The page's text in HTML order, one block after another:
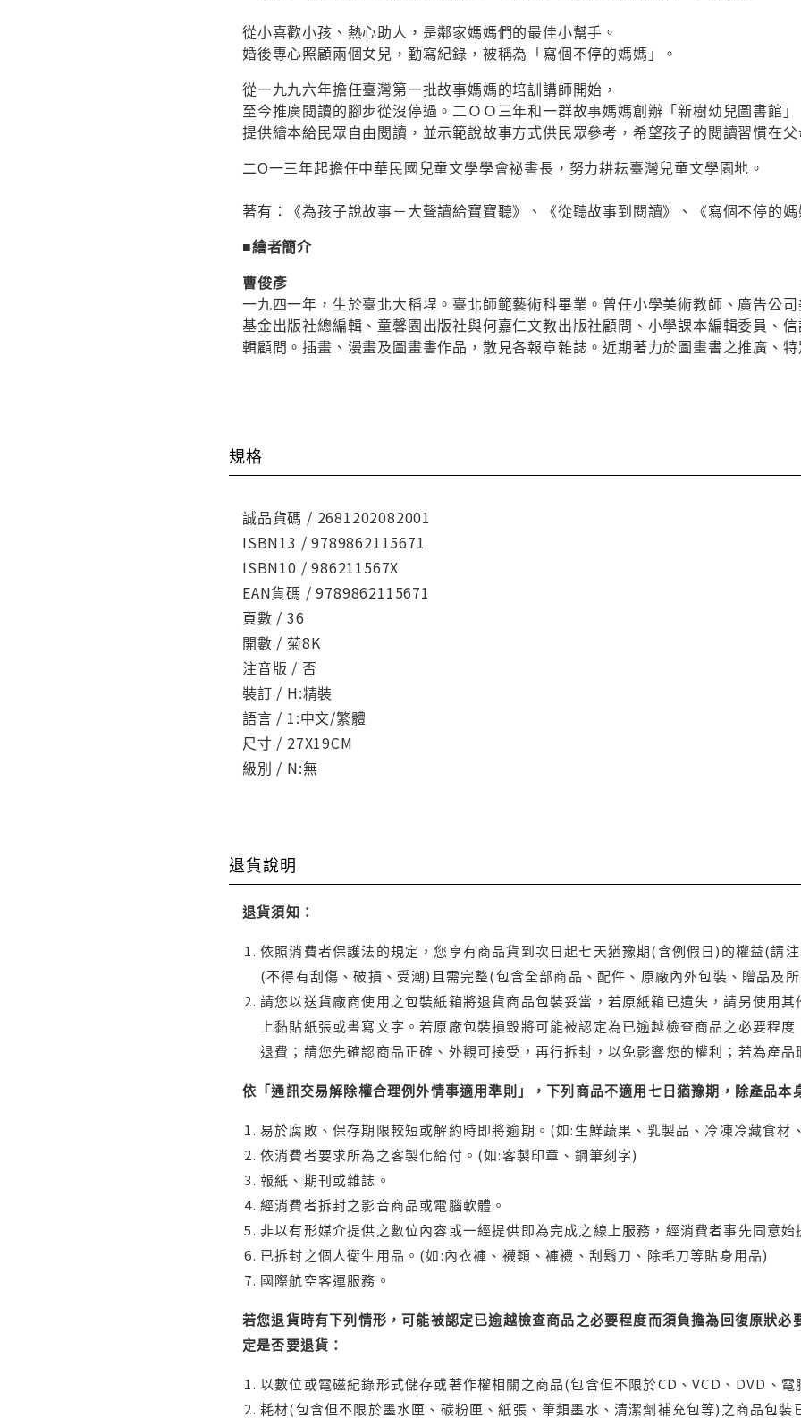
從小喜歡小孩、熱心助人，是鄰家媽媽們的最佳小幫手。
婚後專心照顧兩個女兒，勤寫紀錄，被稱為「寫個不停的媽媽」。
從一九九六年擔任臺灣第一批故事媽媽的培訓講師開始，
至今推廣閱讀的腳步從沒停過。二ＯＯ三年和一群故事媽媽創辦「新樹幼兒圖書館
提供繪本給民眾自由閱讀，並示範說故事方式供民眾參考，希望孩子的閱讀習慣
二O一三年起擔任中華民國兒童文學學會祕書長，努力耕耘臺灣兒童文學園地。
著有：《為孩子說故事－大聲讀給寶寶聽》、《從聽故事到閱讀》、《寫個不停的
■繪者簡介
曹俊彥
一九四一年，生於臺北大稻埕。臺北師範藝術科畢業。曾任小學美術教師、廣告公
基金出版社總編輯、童馨園出版社與何嘉仁文教出版社顧問、小學課本編輯委員、
輯顧問。插畫、漫畫及圖畫書作品，散見各報章雜誌。近期著力於圖畫書之推廣、
規格
誠品貨碼 / 2681202082001
ISBN13 / 9789862115671
ISBN10 / 986211567X
EAN貨碼 / 9789862115671
頁數 / 36
開數 / 菊8K
注音版 / 否
裝訂 / H:精裝
語言 / 1:中文/繁體
尺寸 / 27X19CM
級別 / N:無
退貨說明
退貨須知：
依照消費者保護法的規定，您享有商品貨到次日起七天猶豫期(含例假日)的權益(請
(不得有刮傷、破損、受潮)且需完整(包含全部商品、配件、原廠內外包裝、贈品及
請您以送貨廠商使用之包裝紙箱將退貨商品包裝妥當，若原紙箱已遺失，請另使用
上黏貼紙張或書寫文字。若原廠包裝損毀將可能被認定為已逾越檢查商品之必要程
退費；請您先確認商品正確、外觀可接受，再行拆封，以免影響您的權利；若為產
依「通訊交易解除權合理例外情事適用準則」，下列商品不適用七日猶豫期，除產品本
易於腐敗、保存期限較短或解約時即將逾期。(如:生鮮蔬果、乳製品、冷凍冷藏食材
依消費者要求所為之客製化給付。(如:客製印章、鋼筆刻字)
報紙、期刊或雜誌。
經消費者拆封之影音商品或電腦軟體。
非以有形媒介提供之數位內容或一經提供即為完成之線上服務，經消費者事先同意
已拆封之個人衛生用品。(如:內衣褲、襪類、褲襪、刮鬍刀、除毛刀等貼身用品)
國際航空客運服務。
若您退貨時有下列情形，可能被認定已逾越檢查商品之必要程度而須負擔為回復原狀
定是否要退貨：
以數位或電磁紀錄形式儲存或著作權相關之商品(包含但不限於CD、VCD、DVD、
耗材(包含但不限於墨水匣、碳粉匣、紙張、筆類墨水、清潔劑補充包等)之商品包